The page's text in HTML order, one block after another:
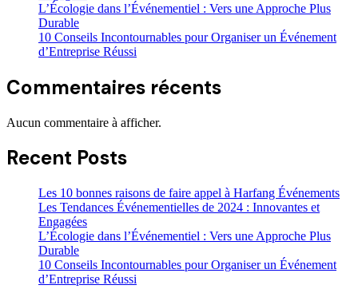
L’Écologie dans l’Événementiel : Vers une Approche Plus
Durable
10 Conseils Incontournables pour Organiser un Événement
d’Entreprise Réussi
Commentaires récents
Aucun commentaire à afficher.
Recent Posts
Les 10 bonnes raisons de faire appel à Harfang Événements
Les Tendances Événementielles de 2024 : Innovantes et
Engagées
L’Écologie dans l’Événementiel : Vers une Approche Plus
Durable
10 Conseils Incontournables pour Organiser un Événement
d’Entreprise Réussi